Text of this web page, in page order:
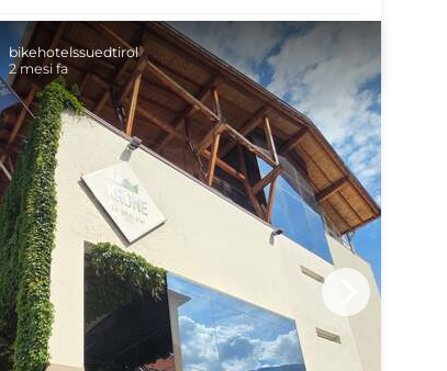
SHARE
bikehotelssuedtirol
2 mesi fa